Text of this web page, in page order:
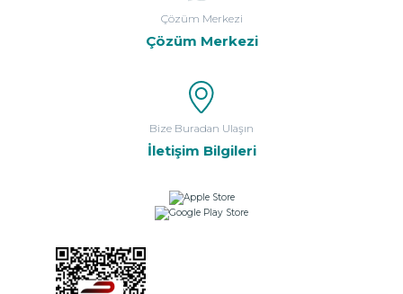
Çözüm Merkezi
Çözüm Merkezi
Bize Buradan Ulaşın
İletişim Bilgileri